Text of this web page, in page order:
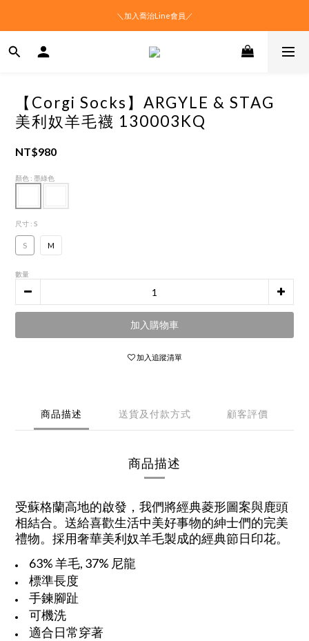
＼加入喬治Line會員／
【Corgi Socks】ARGYLE & STAG
美利奴羊毛襪 130003KQ
NT$980
顏色 : 墨綠色
尺寸 : S
S M
數量
加入購物車
加入追蹤清單
商品描述 送貨及付款方式 顧客評價
商品描述
受蘇格蘭高地的啟發，我們將經典菱形圖案與鹿頭
相結合。送給喜歡生活中美好事物的紳士們的完美
禮物。採用奢華美利奴羊毛製成的經典節日印花。
63% 羊毛, 37% 尼龍
標準長度
手鍊腳趾
可機洗
適合日常穿著